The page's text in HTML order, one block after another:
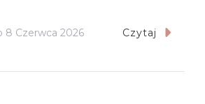
8 Czerwca 2026 Czytaj